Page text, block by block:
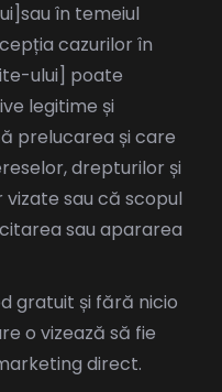
în temeiul
cazurilor în
ului] poate
legitime și
prelucarea și care
drepturilor și
sau că scopul
sau apararea
gratuit și fără nicio
o vizează să fie
direct.